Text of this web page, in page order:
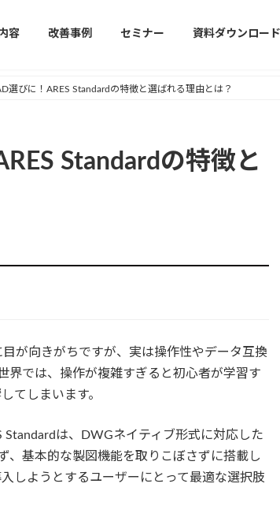
容 改善事例 セミナー 資料ダウンロード
選びに！ARES Standardの特徴と選ばれる理由とは？
Standardの特徴と
が向きがちですが、実は操作性やデータ互換
界では、操作が複雑すぎると初心者が学習す
てしまいます。
Standardは、DWGネイティブ形式に対応した
、基本的な製図機能を取りこぼさずに搭載し
しようとするユーザーにとって最適な選択肢